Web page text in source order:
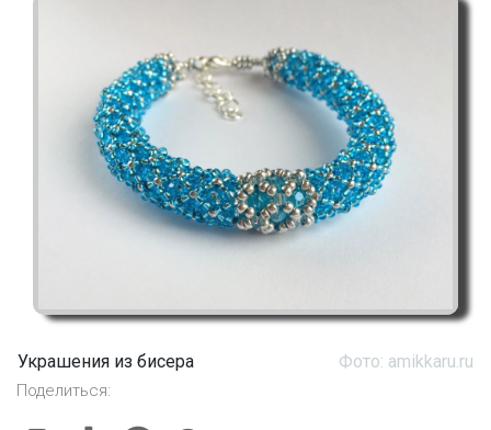
Украшения из бисера Фото: amikkaru.ru
Поделиться: